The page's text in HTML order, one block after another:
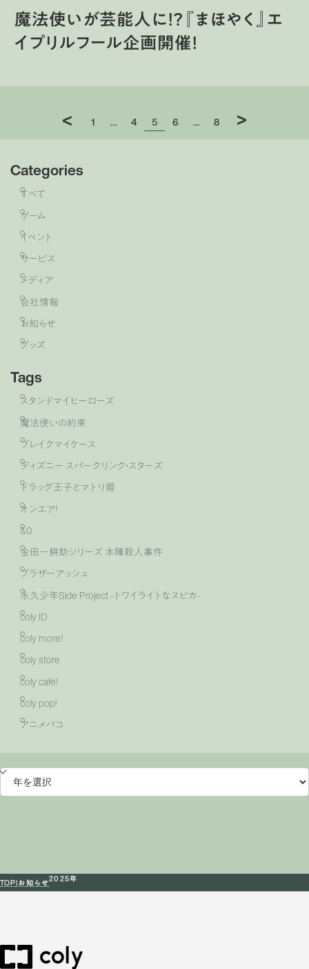
TOP お知らせ2025年
Categories
すべて
ゲーム
イベント
サービス
メディア
会社情報
お知らせ
グッズ
Tags
スタンドマイヒーローズ
魔法使いの約束
ブレイクマイケース
ディズニー スパークリンク・スターズ
ドラッグ王子とマトリ姫
オンエア！
&0
金田一耕助シリーズ 本陣殺人事件
ブラザーアッシュ
永久少年Side Project -トワイライトなスピカ-
coly ID
coly more！
coly store
coly cafe!
coly pop!
アニメバコ
魔法使いが芸能人に！？『まほやく』エ
イプリルフール企画開催！
< 1 … 4 5 6 … 8 >